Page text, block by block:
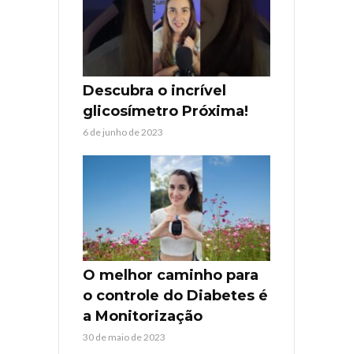
Descubra o incrível
glicosímetro Próxima!
6 de junho de 2023
O melhor caminho para
o controle do Diabetes é
a Monitorização
30 de maio de 2023